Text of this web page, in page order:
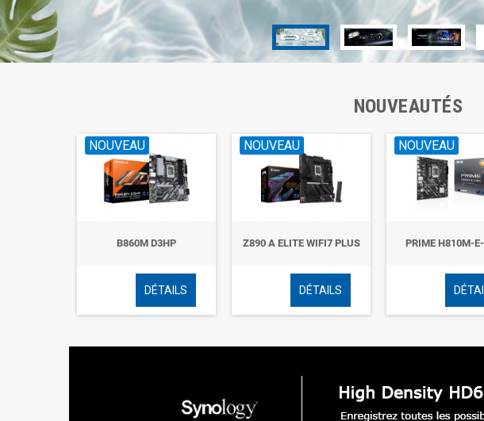
NOUVEAUTÉS
NOUVEAU
B860M D3HP
DÉTAILS
NOUVEAU
Z890 A ELITE WIFI7 PLUS
DÉTAILS
NOUVEAU
PRIME H810M-